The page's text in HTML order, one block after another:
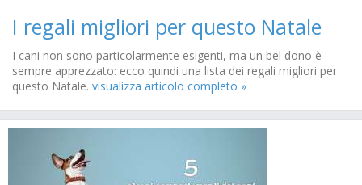
I regali migliori per questo Natale
I cani non sono particolarmente esigenti, ma un bel dono è
sempre apprezzato: ecco quindi una lista dei regali migliori per
questo Natale. visualizza articolo completo »